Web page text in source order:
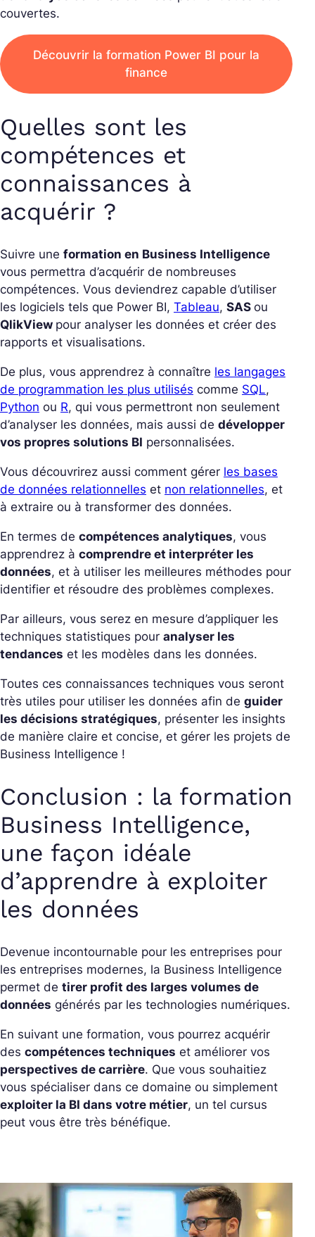
couvertes.
Découvrir la formation Power BI pour la
finance
Quelles sont les
compétences et
connaissances à
acquérir ?
Suivre une formation en Business Intelligence
vous permettra d’acquérir de nombreuses
compétences. Vous deviendrez capable d’utiliser
les logiciels tels que Power BI, Tableau, SAS ou
QlikView pour analyser les données et créer des
rapports et visualisations.
De plus, vous apprendrez à connaître les langages
de programmation les plus utilisés comme SQL,
Python ou R, qui vous permettront non seulement
d’analyser les données, mais aussi de développer
vos propres solutions BI personnalisées.
Vous découvrirez aussi comment gérer les bases
de données relationnelles et non relationnelles, et
à extraire ou à transformer des données.
En termes de compétences analytiques, vous
apprendrez à comprendre et interpréter les
données, et à utiliser les meilleures méthodes pour
identifier et résoudre des problèmes complexes.
Par ailleurs, vous serez en mesure d’appliquer les
techniques statistiques pour analyser les
tendances et les modèles dans les données.
Toutes ces connaissances techniques vous seront
très utiles pour utiliser les données afin de guider
les décisions stratégiques, présenter les insights
de manière claire et concise, et gérer les projets de
Business Intelligence !
Conclusion : la formation
Business Intelligence,
une façon idéale
d’apprendre à exploiter
les données
Devenue incontournable pour les entreprises pour
les entreprises modernes, la Business Intelligence
permet de tirer profit des larges volumes de
données générés par les technologies numériques.
En suivant une formation, vous pourrez acquérir
des compétences techniques et améliorer vos
perspectives de carrière. Que vous souhaitiez
vous spécialiser dans ce domaine ou simplement
exploiter la BI dans votre métier, un tel cursus
peut vous être très bénéfique.